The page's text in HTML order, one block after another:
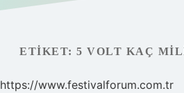
Gizlilik Politikası
ETIKET: 5 VOLT KAÇ
https://www.festivalforum.com.tr